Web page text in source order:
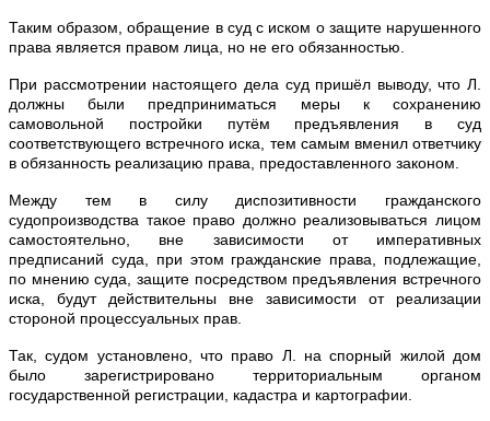
Таким образом, обращение в суд с иском о защите нарушенного
права является правом лица, но не его обязанностью.
При рассмотрении настоящего дела суд пришёл выводу, что Л.
должны были предприниматься меры к сохранению
самовольной постройки путём предъявления в суд
соответствующего встречного иска, тем самым вменил ответчику
в обязанность реализацию права, предоставленного законом.
Между тем в силу диспозитивности гражданского
судопроизводства такое право должно реализовываться лицом
самостоятельно, вне зависимости от императивных
предписаний суда, при этом гражданские права, подлежащие,
по мнению суда, защите посредством предъявления встречного
иска, будут действительны вне зависимости от реализации
стороной процессуальных прав.
Так, судом установлено, что право Л. на спорный жилой дом
было зарегистрировано территориальным органом
государственной регистрации, кадастра и картографии.